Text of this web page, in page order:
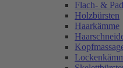
Flach- &
Holzbürsten
Haarkämme